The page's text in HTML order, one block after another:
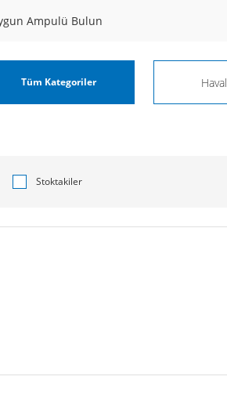
Ampulü Bulun
Tüm Kategoriler
Stoktakiler